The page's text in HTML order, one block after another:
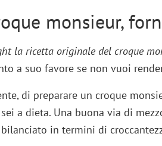
monsieur,
la ricetta originale del croque
a suo favore se non vuoi
di preparare un croque
a dieta. Una buona via di
in termini di